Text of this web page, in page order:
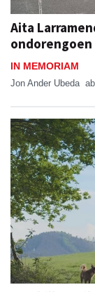
IN MEMORIAM
Jon Ander Ubeda
Sorabilla
nagusia